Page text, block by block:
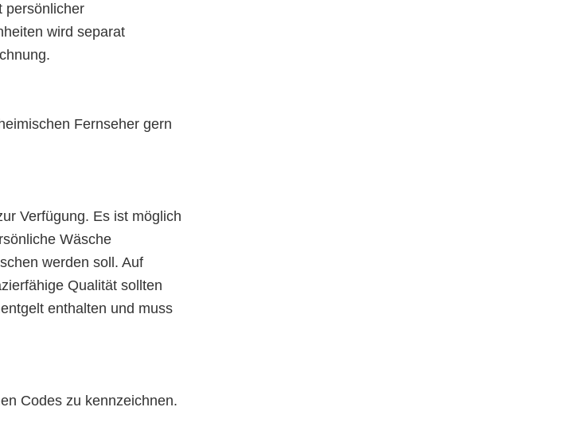
persönlicher
wird separat
Fernseher gern
Verfügung. Es ist möglich
Wäsche
werden soll. Auf
Qualität sollten
enthalten und muss
Codes zu kennzeichnen.